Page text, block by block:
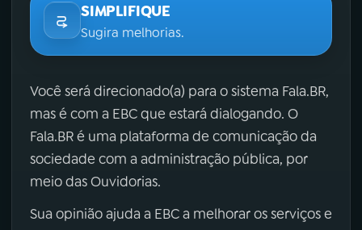
SIMPLIFIQUE
Sugira melhorias.
Você será direcionado(a) para o sistema Fala.BR,
mas é com a EBC que estará dialogando. O
Fala.BR é uma plataforma de comunicação da
sociedade com a administração pública, por
meio das Ouvidorias.
Sua opinião ajuda a EBC a melhorar os serviços e